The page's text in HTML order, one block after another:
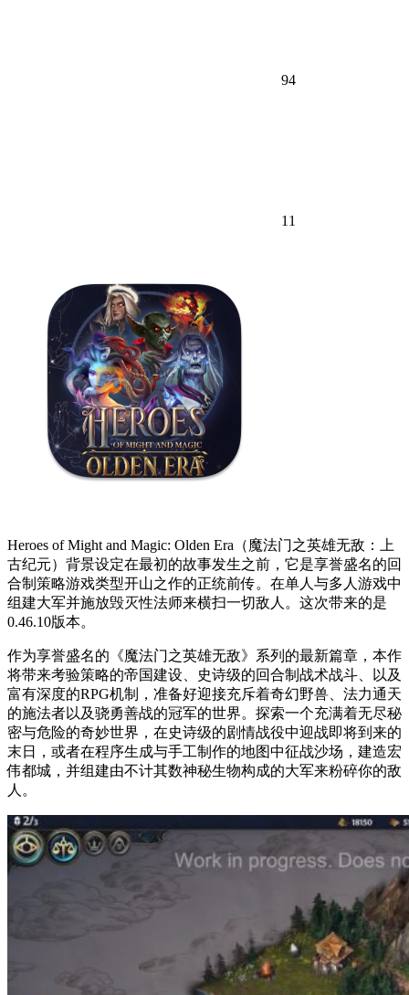
94
11
Heroes of Might and Magic: Olden Era（魔法门之英雄无敌：上
古纪元）背景设定在最初的故事发生之前，它是享誉盛名的回
合制策略游戏类型开山之作的正统前传。在单人与多人游戏中
组建大军并施放毁灭性法师来横扫一切敌人。这次带来的是
0.46.10版本。
作为享誉盛名的《魔法门之英雄无敌》系列的最新篇章，本作
将带来考验策略的帝国建设、史诗级的回合制战术战斗、以及
富有深度的RPG机制，准备好迎接充斥着奇幻野兽、法力通天
的施法者以及骁勇善战的冠军的世界。探索一个充满着无尽秘
密与危险的奇妙世界，在史诗级的剧情战役中迎战即将到来的
末日，或者在程序生成与手工制作的地图中征战沙场，建造宏
伟都城，并组建由不计其数神秘生物构成的大军来粉碎你的敌
人。